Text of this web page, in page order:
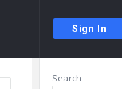
Sign In
Sidebar
Search